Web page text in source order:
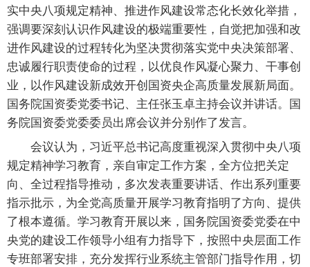
实中央八项规定精神、推进作风建设常态化长效化举措，
强调要深刻认识作风建设的极端重要性，自觉把加强和改
进作风建设的过程转化为坚决贯彻落实党中央决策部署、
忠诚履行职责使命的过程，以优良作风凝心聚力、干事创
业，以作风建设新成效开创国资央企高质量发展新局面。
国务院国资委党委书记、主任张玉卓主持会议并讲话。国
务院国资委党委委员出席会议并分别作了发言。
会议认为，习近平总书记高度重视深入贯彻中央八项
规定精神学习教育，亲自审定工作方案，全方位把关定
向、全过程指导推动，多次发表重要讲话、作出系列重要
指示批示，为全党高质量开展学习教育指明了方向、提供
了根本遵循。学习教育开展以来，国务院国资委党委在中
央党的建设工作领导小组有力指导下，按照中央层面工作
专班部署安排，充分发挥行业系统主管部门指导作用，切